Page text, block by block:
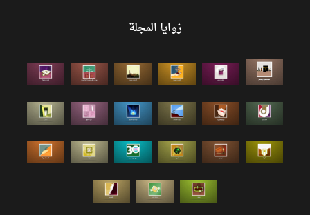
زوايا المجلة